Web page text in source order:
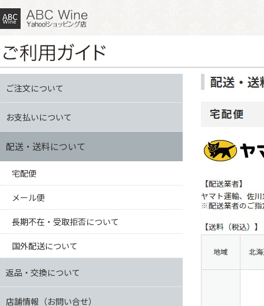
ご注文について
お支払いについて
配送・送料について
宅配便
メール便
長期不在・受取拒否について
国外配送について
返品・交換について
店舗情報（お問い合せ）